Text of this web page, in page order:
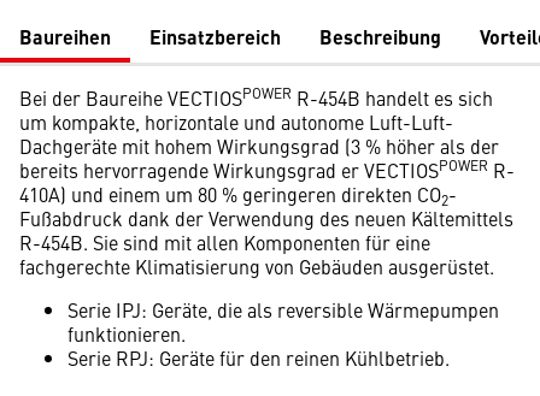
Baureihen Einsatzbereich Beschreibung
Bei der Baureihe VECTIOSPOWER R-454B handelt es sich
um kompakte, horizontale und autonome Luft-Luft-
Dachgeräte mit hohem Wirkungsgrad (3 % höher als der
bereits hervorragende Wirkungsgrad er VECTIOSPOWER R-
410A) und einem um 80 % geringeren direkten CO2-
Fußabdruck dank der Verwendung des neuen Kältemittels
R-454B. Sie sind mit allen Komponenten für eine
fachgerechte Klimatisierung von Gebäuden ausgerüstet.
Serie IPJ: Geräte, die als reversible Wärmepumpen
funktionieren.
Serie RPJ: Geräte für den reinen Kühlbetrieb.